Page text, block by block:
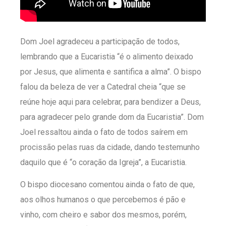
Dom Joel agradeceu a participação de todos,
lembrando que a Eucaristia “é o alimento deixado
por Jesus, que alimenta e santifica a alma”. O bispo
falou da beleza de ver a Catedral cheia “que se
reúne hoje aqui para celebrar, para bendizer a Deus,
para agradecer pelo grande dom da Eucaristia”. Dom
Joel ressaltou ainda o fato de todos saírem em
procissão pelas ruas da cidade, dando testemunho
daquilo que é “o coração da Igreja”, a Eucaristia.
O bispo diocesano comentou ainda o fato de que,
aos olhos humanos o que percebemos é pão e
vinho, com cheiro e sabor dos mesmos, porém,